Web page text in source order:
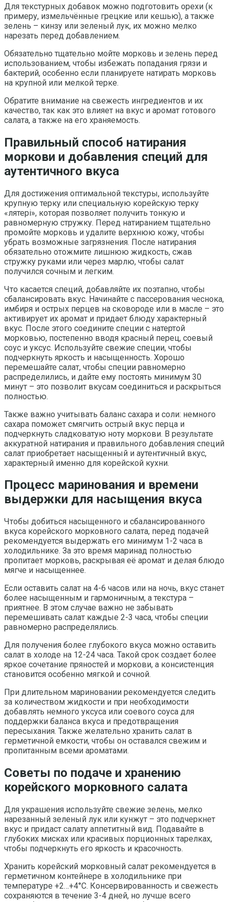
Для текстурных добавок можно подготовить орехи (к
примеру, измельчённые грецкие или кешью), а также
зелень – кинзу или зеленый лук, их можно мелко
нарезать перед добавлением.
Обязательно тщательно мойте морковь и зелень перед
использованием, чтобы избежать попадания грязи и
бактерий, особенно если планируете натирать морковь
на крупной или мелкой терке.
Обратите внимание на свежесть ингредиентов и их
качество, так как это влияет на вкус и аромат готового
салата, а также на его храняемость.
Правильный способ натирания
моркови и добавления специй для
аутентичного вкуса
Для достижения оптимальной текстуры, используйте
крупную терку или специальную корейскую терку
«лятері», которая позволяет получить тонкую и
равномерную стружку. Перед натиранием тщательно
промойте морковь и удалите верхнюю кожу, чтобы
убрать возможные загрязнения. После натирания
обязательно отожмите лишнюю жидкость, сжав
стружку руками или через марлю, чтобы салат
получился сочным и легким.
Что касается специй, добавляйте их поэтапно, чтобы
сбалансировать вкус. Начинайте с пассерования чеснока,
имбиря и острых перцев на сковороде или в масле – это
активирует их аромат и придает блюду характерный
вкус. После этого соедините специи с натертой
морковью, постепенно вводя красный перец, соевый
соус и уксус. Используйте свежие специи, чтобы
подчеркнуть яркость и насыщенность. Хорошо
перемешайте салат, чтобы специи равномерно
распределились, и дайте ему постоять минимум 30
минут – это позволит вкусам соединиться и раскрыться
полностью.
Также важно учитывать баланс сахара и соли: немного
сахара поможет смягчить острый вкус перца и
подчеркнуть сладковатую ноту моркови. В результате
аккуратной натирания и правильного добавления специй
салат приобретает насыщенный и аутентичный вкус,
характерный именно для корейской кухни.
Процесс маринования и времени
выдержки для насыщения вкуса
Чтобы добиться насыщенного и сбалансированного
вкуса корейского морковного салата, перед подачей
рекомендуется выдержать его минимум 1-2 часа в
холодильнике. За это время маринад полностью
пропитает морковь, раскрывая её аромат и делая блюдо
мягче и насыщеннее.
Если оставить салат на 4-6 часов или на ночь, вкус станет
более насыщенным и гармоничным, а текстура –
приятнее. В этом случае важно не забывать
перемешивать салат каждые 2-3 часа, чтобы специи
равномерно распределялись.
Для получения более глубокого вкуса можно оставить
салат в холоде на 12-24 часа. Такой срок создает более
яркое сочетание пряностей и моркови, а консистенция
становится особенно мягкой и сочной.
При длительном мариновании рекомендуется следить
за количеством жидкости и при необходимости
добавлять немного уксуса или соевого соуса для
поддержки баланса вкуса и предотвращения
пересыхания. Также желательно хранить салат в
герметичной емкости, чтобы он оставался свежим и
пропитанным всеми ароматами.
Советы по подаче и хранению
корейского морковного салата
Для украшения используйте свежие зелень, мелко
нарезанный зеленый лук или кунжут – это подчеркнет
вкус и придаст салату аппетитный вид. Подавайте в
глубоких мисках или красивых порционных тарелках,
чтобы подчеркнуть его яркость и красочность.
Хранить корейский морковный салат рекомендуется в
герметичном контейнере в холодильнике при
температуре +2…+4°C. Консервированность и свежесть
сохраняются в течение 3-4 дней, но лучше всего